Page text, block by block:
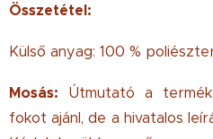
Összetétel:
Külső anyag: 100 %
Mosás: Útmutató a
fokot ajánl, de a hivatalos